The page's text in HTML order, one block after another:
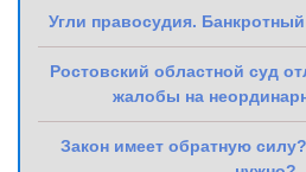
Угли правосудия.
Ростовский областной суд
жалобы на
Закон имеет обратную